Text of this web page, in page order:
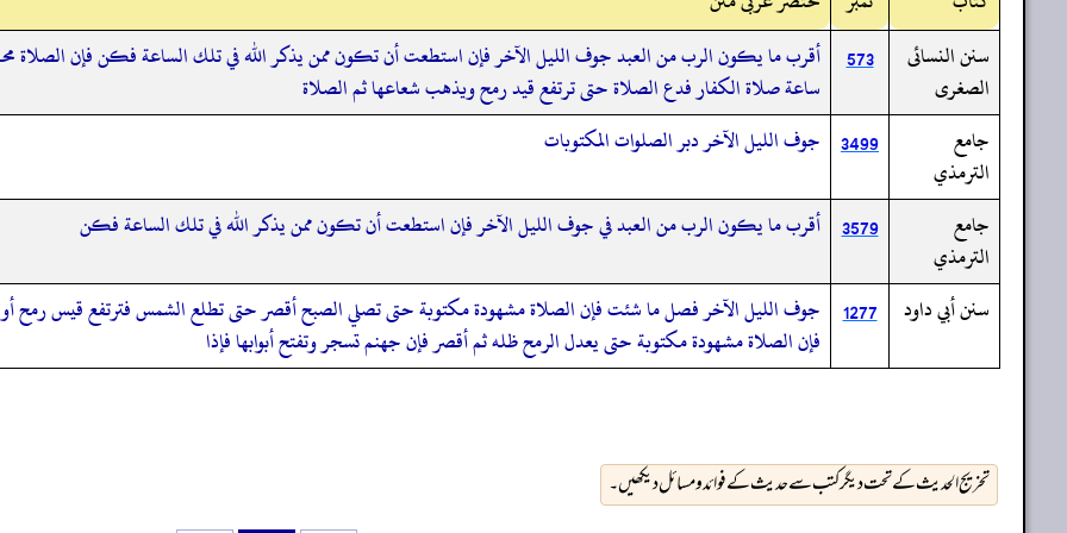
سنن النسائى
الصغرى
573
أقرب ما يكون الرب من العبد جوف الليل الآخر فإن استطعت أن تكون ممن يذكر الله في تلك الساعة فكن فإن الصلاة
ساعة صلاة الكفار فدع الصلاة حتى ترتفع قيد رمح ويذهب شعاعها ثم الصلاة
جامع
الترمذي
3499 جوف الليل الآخر دبر الصلوات المكتوبات
جامع
الترمذي
3579 أقرب ما يكون الرب من العبد في جوف الليل الآخر فإن استطعت أن تكون ممن يذكر الله في تلك الساعة فكن
سنن أبي داود 1277
جوف الليل الآخر فصل ما شئت فإن الصلاة مشهودة مكتوبة حتى تصلي الصبح أقصر حتى تطلع الشمس فترتفع قيس رمح أو
فإن الصلاة مشهودة مكتوبة حتى يعدل الرمح ظله ثم أقصر فإن جهنم تسجر وتفتح أبوابها فإذا
تخریج الحدیث کے تحت دیگر کتب سے حدیث کے فوائد و مسائل دیکھیں۔